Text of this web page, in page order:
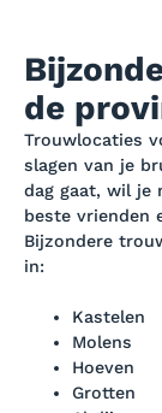
de
Trouwlocaties
slagen van je
dag gaat, wil je
beste vrienden
Bijzondere
in:
Kastelen
Molens
Hoeven
Grotten